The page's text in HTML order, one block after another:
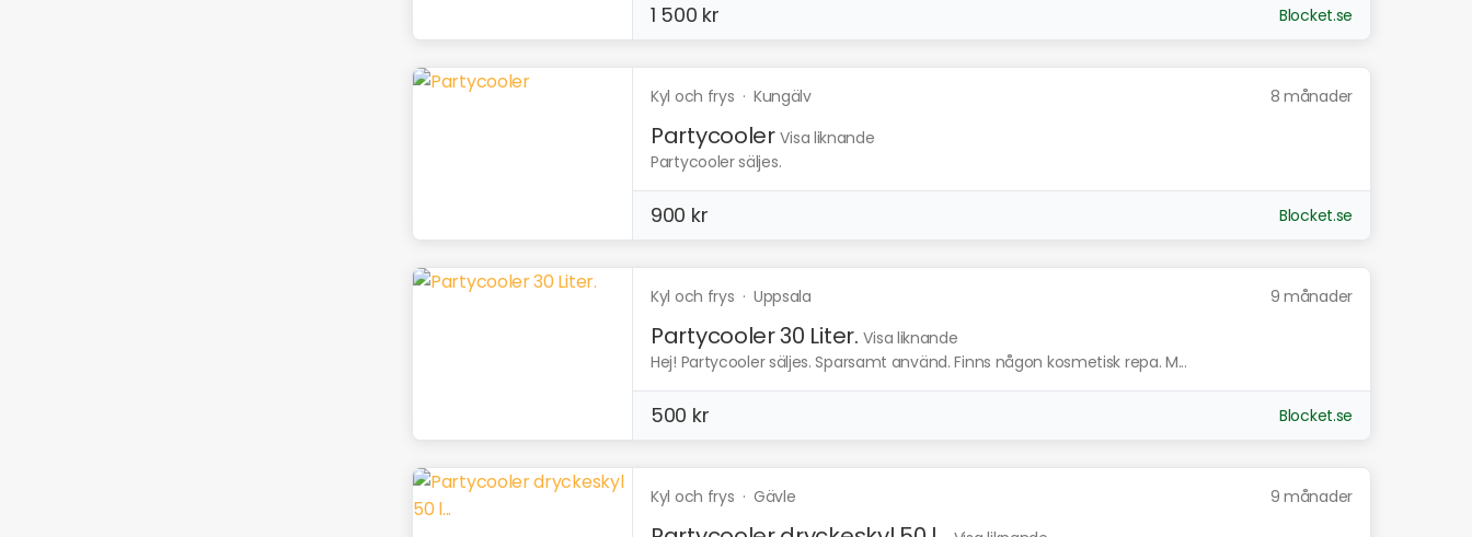
1 500 kr Blocket.se
Kyl och frys · Kungälv 8 månader
Partycooler Visa liknande
Partycooler säljes.
900 kr Blocket.se
Kyl och frys · Uppsala 9 månader
Partycooler 30 Liter. Visa liknande
Hej! Partycooler säljes. Sparsamt använd. Finns någon kosmetisk repa. M...
500 kr Blocket.se
Kyl och frys · Gävle 9 månader